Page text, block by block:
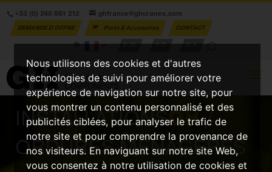
Nous utilisons des cookies et d'autres
technologies de suivi pour améliorer votre
expérience de navigation sur notre site, pour
vous montrer un contenu personnalisé et des
publicités ciblées, pour analyser le trafic de
notre site et pour comprendre la provenance de
nos visiteurs. En naviguant sur notre site Web,
vous consentez à notre utilisation de cookies et
+33 (0) 240 861 212 ghfrance@ghcranes.com
DEMANDE D'OFFRE Parts & Accesories
CONTACT
S.W.
P.C. G.A.
INSTALLATIONSGH/
ORDURES MÉNAGÈRES